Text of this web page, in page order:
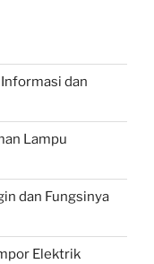
dan
Lampu
dan Fungsinya
Elektrik